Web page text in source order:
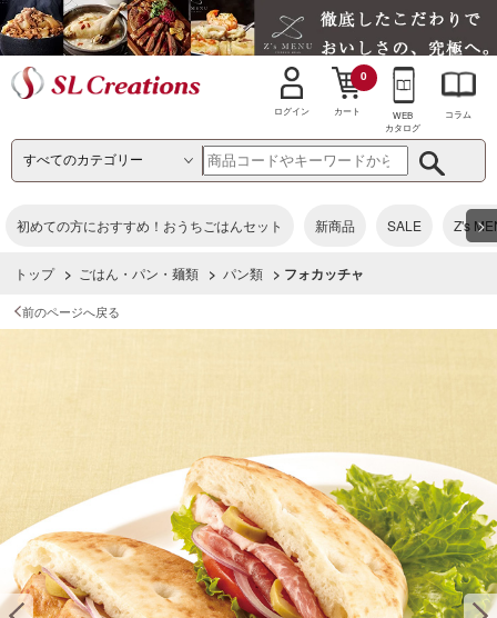
ログイン カート
0
WEB
カタログ
コラム
初めての方におすすめ！おうちごはんセット 新商品 SALE Z's >
トップ > ごはん・パン・麺類 > パン類 > フォカッチャ
前のページへ戻る